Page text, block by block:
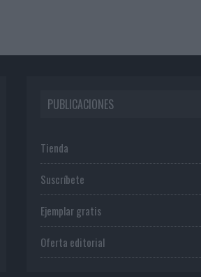
PUBLICACIONES
Tienda
Suscríbete
Ejemplar gratis
Oferta editorial